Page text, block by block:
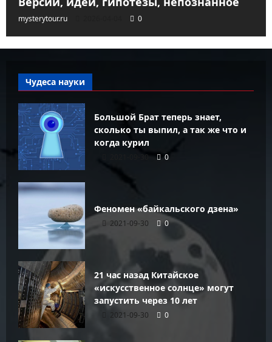
mysterytour.ru 0
Чудеса науки
Большой Брат теперь знает,
сколько ты выпил, а так же что и
когда курил
2021-09-30 0
Феномен «байкальского дзена»
2021-09-30 0
21 час назад Китайское
«искусственное солнце» могут
запустить через 10 лет
2021-09-30 0